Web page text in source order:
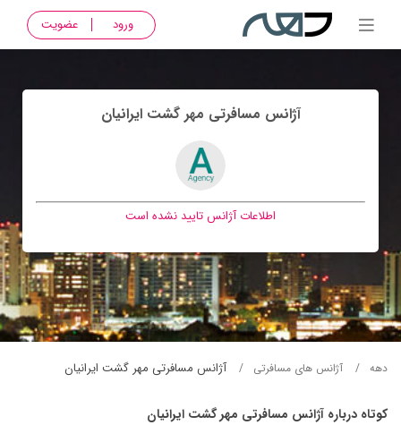
ورود عضویت
آژانس مسافرتی مهر گشت ايرانيان
اطلاعات آژانس تایید نشده است
دهه آژانس های مسافرتی آژانس مسافرتی مهر گشت ايرانيان
کوتاه درباره آژانس مسافرتی مهر گشت ايرانيان